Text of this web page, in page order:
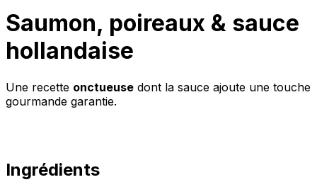
Saumon, poireaux & sauce
hollandaise
Une recette onctueuse dont la sauce ajoute une touche
gourmande garantie.
Ingrédients